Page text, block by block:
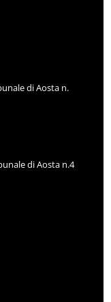
di Aosta n.
di Aosta n.4